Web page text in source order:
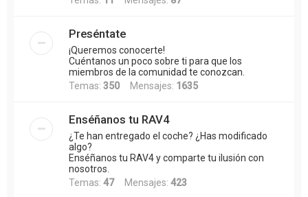
Preséntate
¡Queremos conocerte!
Cuéntanos un poco sobre ti para que los
miembros de la comunidad te conozcan.
Temas: 350 Mensajes: 1635
Enséñanos tu RAV4
¿Te han entregado el coche? ¿Has modificado
algo?
Enséñanos tu RAV4 y comparte tu ilusión con
nosotros.
Temas: 47Mensajes: 423